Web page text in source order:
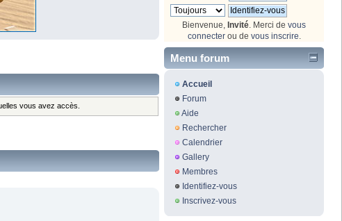
vous avez accès.
Bienvenue, Invité . Merci de vous
connecterou de vous inscrire
Menu forum
Accueil
Forum
Aide
Rechercher
Calendrier
Gallery
Membres
Identifiez-vous
Inscrivez-vous